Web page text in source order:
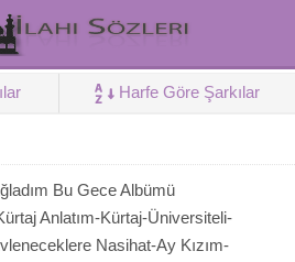
Harfe Göre Şarkılar
Bu Gece Albümü
Anlatım-Kürtaj-Üniversiteli-
Nasihat-Ay Kızım-